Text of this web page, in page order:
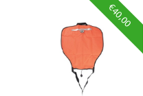
€40,00